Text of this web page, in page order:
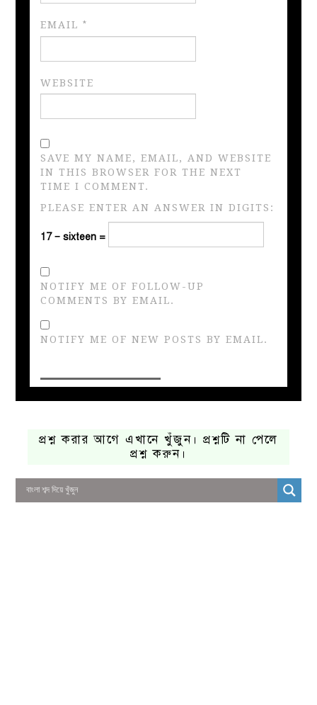
EMAIL*
WEBSITE
SAVE MY NAME, EMAIL, AND WEBSITE
IN THIS BROWSER FOR THE NEXT
TIME I COMMENT.
PLEASE ENTER AN ANSWER IN DIGITS:
17 − sixteen =
NOTIFY ME OF FOLLOW-UP
COMMENTS BY EMAIL.
NOTIFY ME OF NEW POSTS BY EMAIL.
প্রশ্ন করার আগে এখানে খুঁজুন। প্রশ্নটি না পেলে
প্রশ্ন করুন।